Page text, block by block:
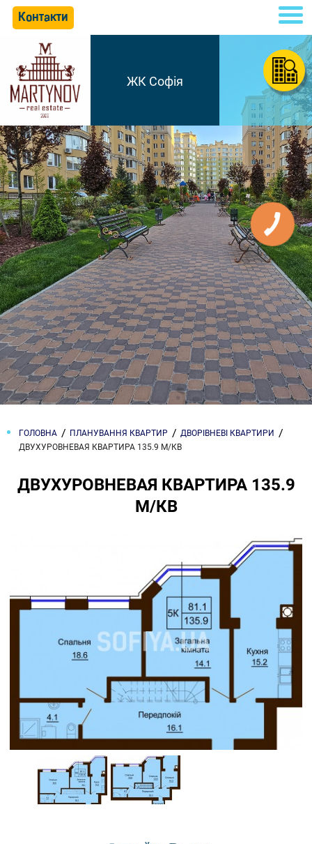
Контакти
ЖК Софія
ГОЛОВНА ПЛАНУВАННЯ КВАРТИР
ДВОРІВНЕВІ КВАРТИРИ
ДВУХУРОВНЕВАЯ КВАРТИРА 135.9 М/КВ
ДВУХУРОВНЕВАЯ КВАРТИРА 135.9
М/КВ